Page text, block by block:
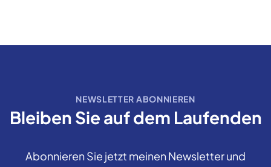
NEWSLETTER ABONNIEREN
Bleiben Sie auf dem Laufenden
Abonnieren Sie jetzt meinen Newsletter und